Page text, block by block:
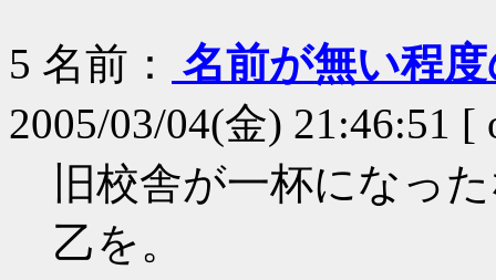
5 名前：
名前が無い程
2005/03/04(金) 21:46:51 [
旧校舎が一杯になっ
乙を。